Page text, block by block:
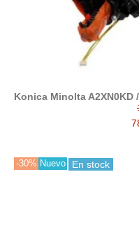
Konica Minolta A2XN0KD
-30% Nuevo En stock